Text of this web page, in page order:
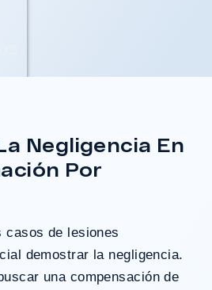
Negligencia En
Por
casos de lesiones
demostrar la negligencia.
una compensación de